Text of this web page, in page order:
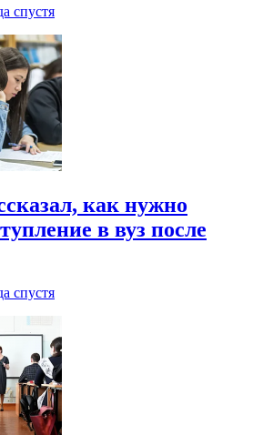
спустя
как нужно
в вуз после
спустя